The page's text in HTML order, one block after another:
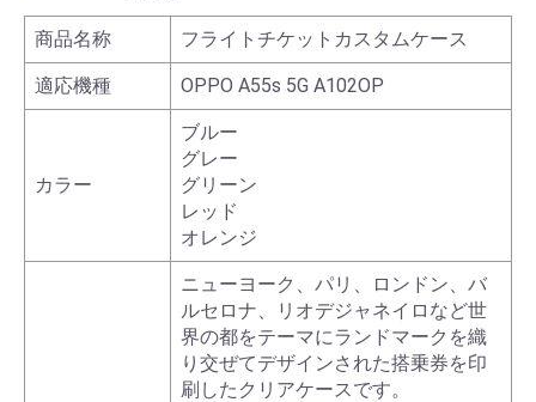
商品名称 フライトチケットカスタムケース
適応機種 OPPO A55s 5G A102OP
カラー
ブルー
グレー
グリーン
レッド
オレンジ
ニューヨーク、パリ、ロンドン、バ
ルセロナ、リオデジャネイロなど世
界の都をテーマにランドマークを織
り交ぜてデザインされた搭乗券を印
刷したクリアケースです。